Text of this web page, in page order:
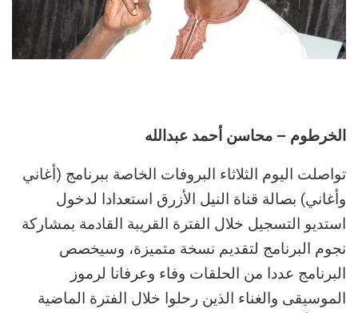
الخرطوم – محاسن أحمد عبدالله
تواصلت اليوم الثلاثاء البروفات الخاصة ببرنامج (أغاني
وأغاني) بصالة قناة النيل الأزرق استعدادا لدخول
استديو التسجيل خلال الفترة القريبة القادمة بمشاركة
نجوم البرنامج لتقديم نسخة متميزة، وسيخصص
البرنامج عددا من الحلقات وفاء وعرفانا لرموز
الموسيقى والغناء الذين رحلوا خلال الفترة الماضية